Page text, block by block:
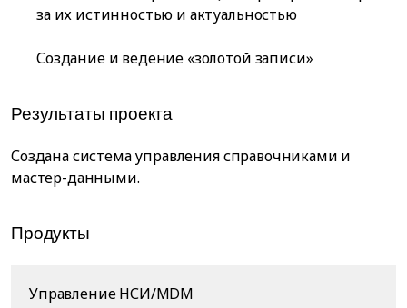
за их истинностью и актуальностью
Создание и ведение «золотой записи»
Результаты проекта
Создана система управления справочниками и
мастер-данными.
Продукты
Управление НСИ/MDM